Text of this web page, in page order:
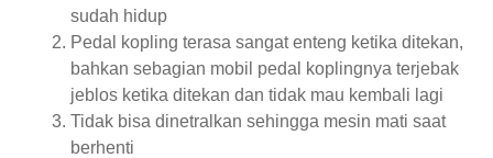
sudah hidup
Pedal kopling terasa sangat enteng ketika ditekan,
bahkan sebagian mobil pedal koplingnya terjebak
jeblos ketika ditekan dan tidak mau kembali lagi
Tidak bisa dinetralkan sehingga mesin mati saat
berhenti